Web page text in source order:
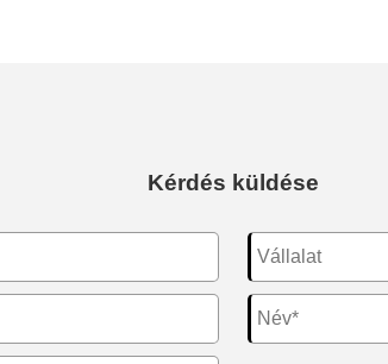
Kérdés küldése